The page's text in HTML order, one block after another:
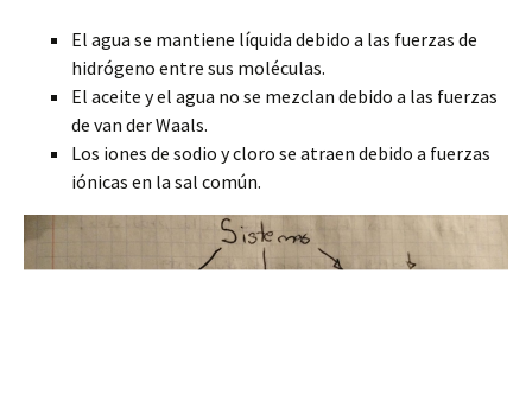
El agua se mantiene líquida debido a las fuerzas de
hidrógeno entre sus moléculas.
El aceite y el agua no se mezclan debido a las fuerzas
de van der Waals.
Los iones de sodio y cloro se atraen debido a fuerzas
iónicas en la sal común.